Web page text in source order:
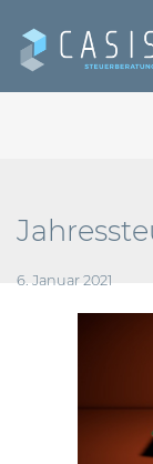
6. Januar 2021